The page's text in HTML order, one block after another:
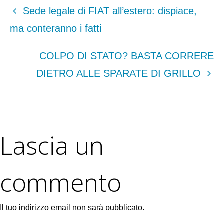
Sede legale di FIAT all’estero: dispiace,
ma conteranno i fatti
COLPO DI STATO? BASTA CORRERE
DIETRO ALLE SPARATE DI GRILLO
Lascia un
commento
Il tuo indirizzo email non sarà pubblicato.